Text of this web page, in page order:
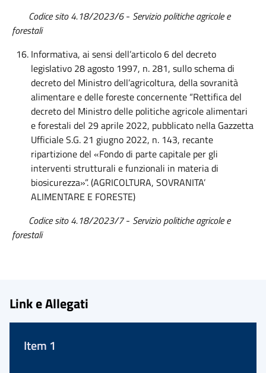
Codice sito 4.18/2023/6- Servizio politiche agricole e
forestali
Informativa, ai sensi dell’articolo 6 del decreto
legislativo 28 agosto 1997, n. 281, sullo schema di
decreto del Ministro dell’agricoltura, della sovranità
alimentare e delle foreste concernente “Rettifica del
decreto del Ministro delle politiche agricole alimentari
e forestali del 29 aprile 2022, pubblicato nella Gazzetta
Ufficiale S.G. 21 giugno 2022, n. 143, recante
ripartizione del «Fondo di parte capitale per gli
interventi strutturali e funzionali in materia di
biosicurezza»”. (AGRICOLTURA, SOVRANITA’
ALIMENTARE E FORESTE)
Codice sito 4.18/2023/7- Servizio politiche agricole e
forestali
Link e Allegati
Item 1